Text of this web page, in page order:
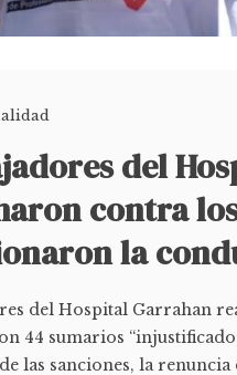
del
contra
la
del Hospital Garrahan
44 sumarios
las sanciones, la